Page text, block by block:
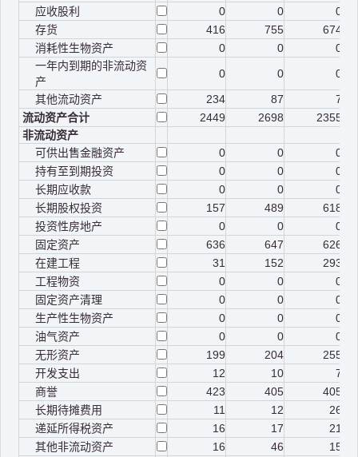
应收股利
0 0
0
存货
416 755
674
消耗性生物资产
0 0
0
一年内到期的非流动资
产
0 0
0
其他流动资产
234 87
7
流动资产合计
2449 2698
2355
非流动资产
可供出售金融资产
0 0
0
持有至到期投资
0 0
0
长期应收款
0 0
0
长期股权投资
157 489
618
投资性房地产
0 0
0
固定资产
636 647
626
在建工程
31 152
293
工程物资
0 0
0
固定资产清理
0 0
0
生产性生物资产
0 0
0
油气资产
0 0
0
无形资产
199 204
255
开发支出
12 10
7
商誉
423 405
405
长期待摊费用
11 12
26
递延所得税资产
16 17
21
其他非流动资产
16 46
15